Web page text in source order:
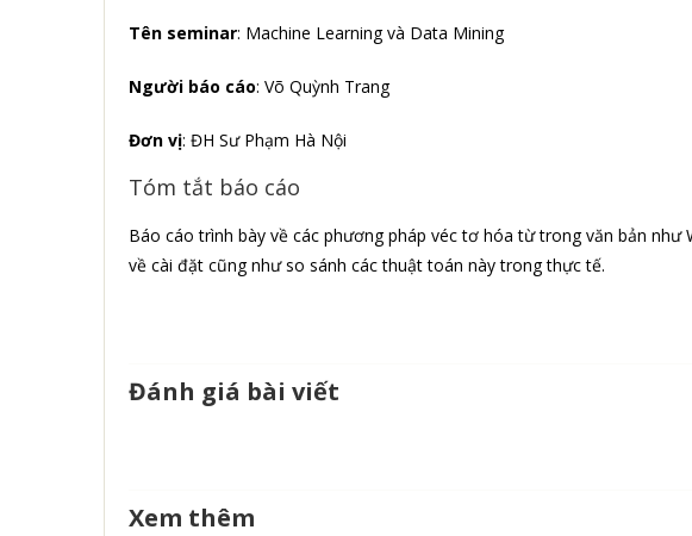
Tên seminar: Machine Learning và Data Mining
Người báo cáo: Võ Quỳnh Trang
Đơn vị: ĐH Sư Phạm Hà Nội
Tóm tắt báo cáo
Báo cáo trình bày về các phương pháp véc tơ hóa từ trong văn bản như
về cài đặt cũng như so sánh các thuật toán này trong thực tế.
Đánh giá bài viết
Xem thêm